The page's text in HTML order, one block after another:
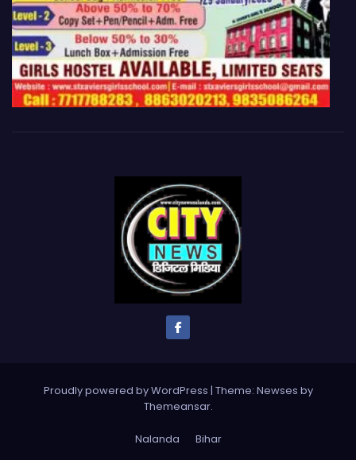
Proudly powered by WordPress | Theme: Newses by
Themeansar.
Nalanda Bihar